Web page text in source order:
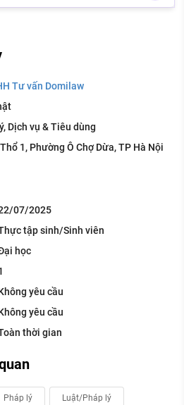
Tư vấn Domilaw
Dịch vụ & Tiêu dùng
1, Phường Ô Chợ Dừa, TP Hà Nội
07/2025
tập sinh/Sinh viên
học
yêu cầu
yêu cầu
thời gian
Pháp lý Luật/Pháp lý